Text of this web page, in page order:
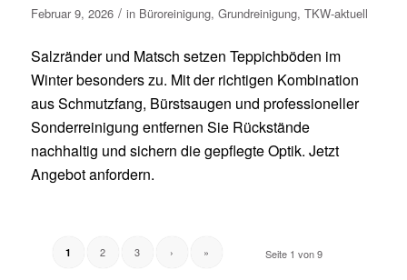
Februar 9, 2026 / in Büroreinigung, Grundreinigung, TKW-aktuell
Salzränder und Matsch setzen Teppichböden im
Winter besonders zu. Mit der richtigen Kombination
aus Schmutzfang, Bürstsaugen und professioneller
Sonderreinigung entfernen Sie Rückstände
nachhaltig und sichern die gepflegte Optik. Jetzt
Angebot anfordern.
Seite 1 von 9
1 2 3 › »